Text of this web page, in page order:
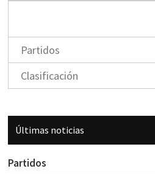
Partidos
Clasificación
Últimas noticias
Partidos